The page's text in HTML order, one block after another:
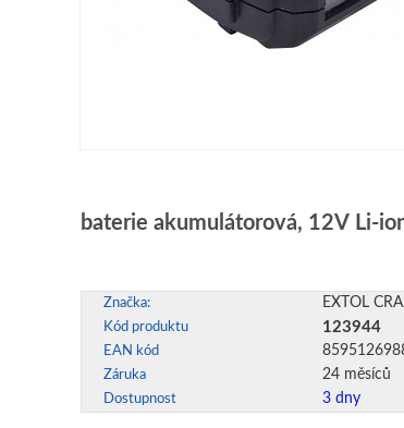
baterie akumulátorová, 12V Li-
Značka: EXTOL
Kód produktu 123944
EAN kód
Záruka 24 měsíců
Dostupnost 3 dny